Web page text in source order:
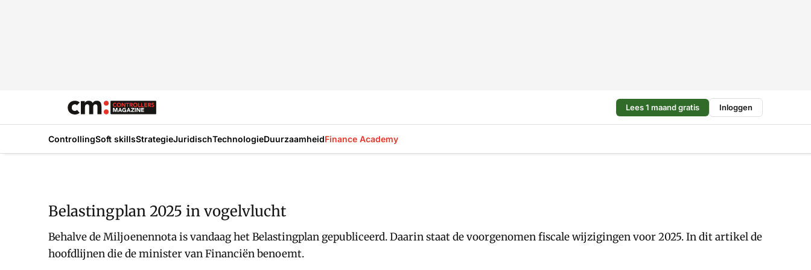
Lees 1 maand gratis Inloggen
ControllingSoft skillsStrategieJuridischTechnologieDuurzaamheidFinance Academy
Belastingplan 2025 in vogelvlucht
Behalve de Miljoenennota is vandaag het Belastingplan gepubliceerd. Daarin staat de voorgenomen fiscale wijzigingen voor 2025. In dit artikel de
hoofdlijnen die de minister van Financiën benoemt.